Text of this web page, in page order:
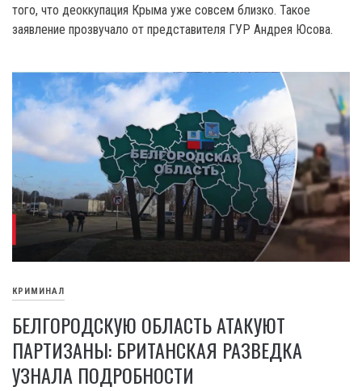
того, что деоккупация Крыма уже совсем близко. Такое
заявление прозвучало от представителя ГУР Андрея Юсова.
КРИМИНАЛ
БЕЛГОРОДСКУЮ ОБЛАСТЬ АТАКУЮТ
ПАРТИЗАНЫ: БРИТАНСКАЯ РАЗВЕДКА
УЗНАЛА ПОДРОБНОСТИ